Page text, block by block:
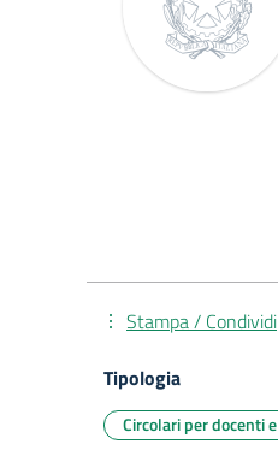
Stampa / Condividi
Tipologia
Circolari per docenti